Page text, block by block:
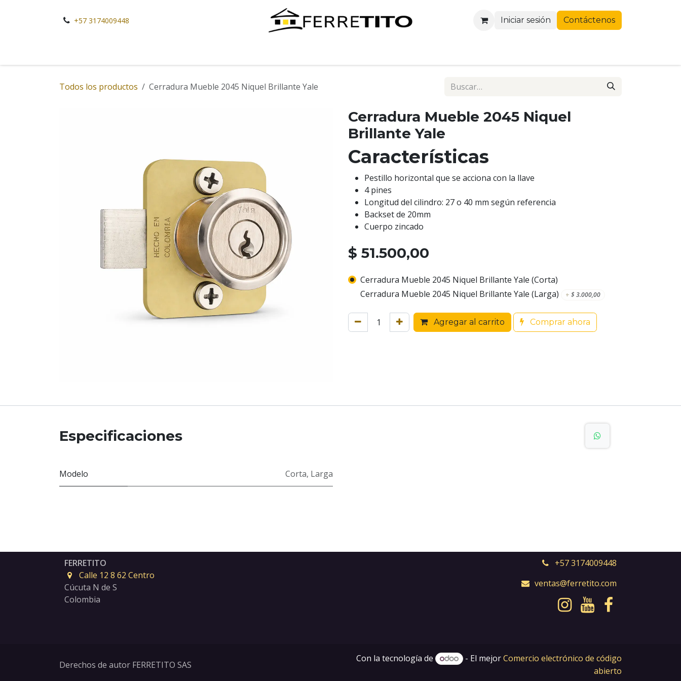
+57 3174009448
Iniciar sesión Contáctenos
Todos los productos Cerradura Mueble 2045 Niquel Brillante Yale
Cerradura Mueble 2045 Niquel
Brillante Yale
Características
Pestillo horizontal que se acciona con la llave
4 pines
Longitud del cilindro: 27 o 40 mm según referencia
Backset de 20mm
Cuerpo zincado
$ 51.500,00
Cerradura Mueble 2045 Niquel Brillante Yale (Corta)
Cerradura Mueble 2045 Niquel Brillante Yale (Larga)
+ $3.000,00
Agregar al carrito Comprar ahora
Especificaciones
Modelo Corta, Larga
FERRETITO
Calle 12 8 62 Centro
Cúcuta N de S
Colombia
+57 3174009448
ventas@ferretito.com
Derechos de autor FERRETITO SAS
Con la tecnología de - El mejorComercio electrónico de código
abierto